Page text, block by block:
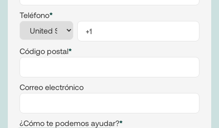
Teléfono*
Código postal*
Correo electrónico
¿Cómo te podemos ayudar?*